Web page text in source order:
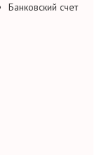
Банковский счет